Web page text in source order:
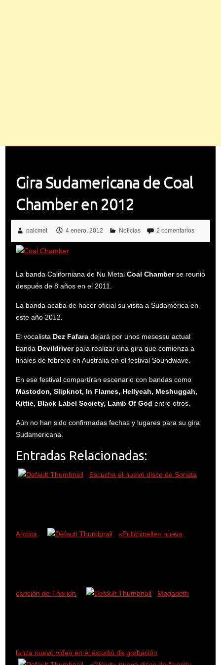
Gira Sudamericana de Coal
Chamber en 2012
palcmet 4 enero, 2012 Noticias 2 comentarios
La banda Californiana de Nu Metal Coal Chamberse reunió
después de 8 años en el 2011.
La banda acaba de hacer oficial su visita a Sudamérica en
este año 2012.
El vocalista Dez Fafaradejará por unos mesessu actual
banda Devildriverpara realizar una gira que comienza a
finales de febrero en Australia en el festival Soundwave.
En ese festival compartíran escenario con bandas como
Mastodon, Slipknot, In Flames, Hellyeah, Meshuggah,
Kittie, Black Label Society, Lamb Of God entre otros.
Aún no han sido confirmadas fechas y lugares para su gira
Sudamericana.
Entradas Relacionadas:
Escucha el nuevo disco de Sonata
Arctica «Polichinelle» nueva
canción de Therion Megadeth
lanza nuevo video en el estudio de grabación